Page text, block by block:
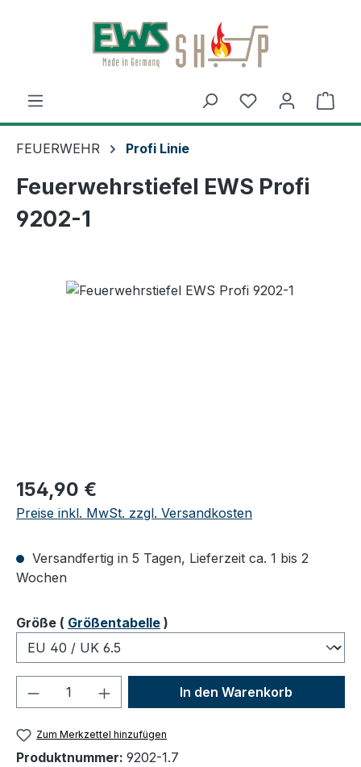
Zum Hauptinhalt springen
FEUERWEHR Profi Linie
Feuerwehrstiefel EWS Profi
9202-1
Regulärer Preis:
154,90 €
Preise inkl. MwSt. zzgl. Versandkosten
Versandfertig in 5 Tagen, Lieferzeit ca. 1 bis 2
Wochen
Größeauswählen
( Größentabelle )
Produkt Anzahl: Gib denIn den Warenkorb
Zum Merkzettel hinzufügen
Produktnummer: 9202-1.7